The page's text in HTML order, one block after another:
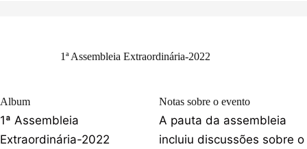
1ª Assembleia Extraordinária-2022
Album
1ª Assembleia
Extraordinária-2022
Notas sobre o evento
A pauta da assembleia
incluiu discussões sobre o